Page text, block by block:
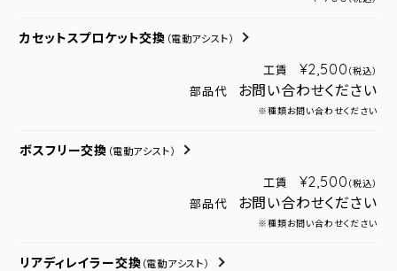
カセットスプロケット交換 （電動アシスト）
工賃 ¥2,500 （税込）
部品代 お問い合わせください
※種類お問い合わせください
ボスフリー交換 （電動アシスト）
工賃 ¥2,500 （税込）
部品代 お問い合わせください
※種類お問い合わせください
リアディレイラー交換 （電動アシスト）